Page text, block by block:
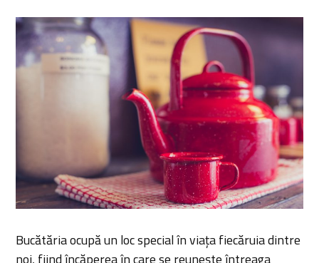
Bucătăria ocupă un loc special în viața fiecăruia dintre
noi, fiind încăperea în care se reunește întreaga